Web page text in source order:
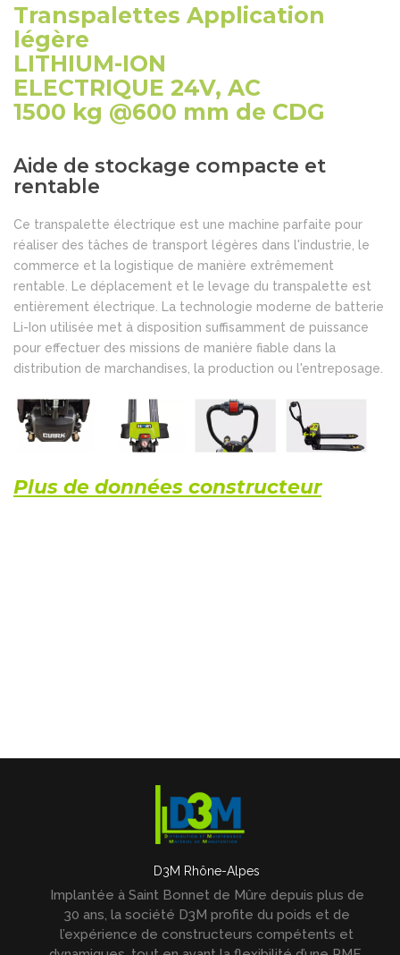
Transpalettes Application
légère
LITHIUM-ION
ELECTRIQUE 24V, AC
1500 kg @600 mm de CDG
Aide de stockage compacte et
rentable
Ce transpalette électrique est une machine parfaite pour
réaliser des tâches de transport légères dans l'industrie, le
commerce et la logistique de manière extrêmement
rentable. Le déplacement et le levage du transpalette est
entièrement électrique. La technologie moderne de batterie
Li-Ion utilisée met à disposition suffisamment de puissance
pour effectuer des missions de manière fiable dans la
distribution de marchandises, la production ou l'entreposage.
Plus de données constructeur
D3M Rhône-Alpes
Implantée à Saint Bonnet de Mûre depuis plus de
30 ans, la société D3M profite du poids et de
l’expérience de constructeurs compétents et